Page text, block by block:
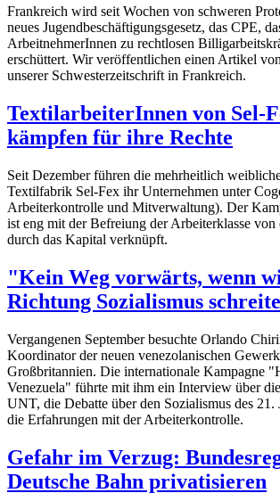
Frankreich wird seit Wochen von schweren
neues Jugendbeschäftigungsgesetz, das CPE,
ArbeitnehmerInnen zu rechtlosen
erschüttert. Wir veröffentlichen einen Artikel
unserer Schwesterzeitschrift in Frankreich.
TextilarbeiterInnen von Sel-
kämpfen für ihre Rechte
Seit Dezember führen die mehrheitlich
Textilfabrik Sel-Fex ihr Unternehmen unter
Arbeiterkontrolle und Mitverwaltung). Der
ist eng mit der Befreiung der Arbeiterklasse
durch das Kapital verknüpft.
"Kein Weg vorwärts, wenn
Richtung Sozialismus
Vergangenen September besuchte Orlando
Koordinator der neuen venezolanischen
Großbritannien. Die internationale Kampagne
Venezuela" führte mit ihm ein Interview über
UNT, die Debatte über den Sozialismus des 21.
die Erfahrungen mit der Arbeiterkontrolle.
Gefahr im Verzug:
Deutsche Bahn privatisieren